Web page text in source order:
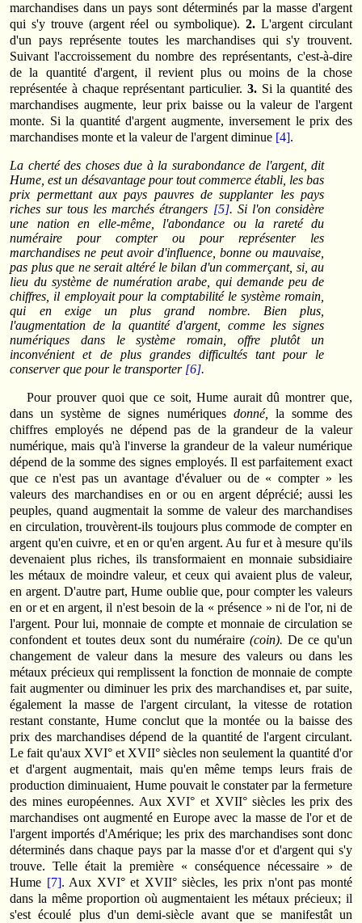
marchandises dans un pays sont déterminés par la masse d'argent
qui s'y trouve (argent réel ou symbo­lique). 2. L'argent circulant
d'un pays représente toutes les marchandises qui s'y trouvent.
Suivant l'accroissement du nombre des représentants, c'est-à-dire
de la quantité d'argent, il revient plus ou moins de la chose
représentée à chaque représentant particulier. 3.Si la quantité des
marchandises augmente, leur prix baisse ou la valeur de l'argent
monte. Si la quantité d'argent augmente, inversement le prix des
marchandises monte et la valeur de l'argent diminue [4].
La cherté des choses due à la surabondance de l'argent, dit
Hume, est un désavan­tage pour tout commerce établi, les bas
prix permettant aux pays pauvres de supplanter les pays
riches sur tous les marchés étrangers [5]. Si l'on considère
une nation en elle-même, l'abondance ou la rareté du
numéraire pour compter ou pour représenter les
marchandises ne peut avoir d'influence, bonne ou mauvaise,
pas plus que ne serait altéré le bilan d'un commerçant, si, au
lieu du système de numération arabe, qui demande peu de
chiffres, il employait pour la comptabilité le système romain,
qui en exige un plus grand nombre. Bien plus,
l'augmentation de la quantité d'argent, comme les signes
numé­riques dans le système romain, offre plutôt un
inconvénient et de plus grandes difficul­tés tant pour le
conserver que pour le transporter [6].
Pour prouver quoi que ce soit, Hume aurait dû montrer que,
dans un système de signes numériques donné, la somme des
chiffres employés ne dépend pas de la grandeur de la valeur
numérique, mais qu'à l'inverse la grandeur de la valeur numérique
dépend de la somme des signes employés. Il est parfaitement exact
que ce n'est pas un avantage d'évaluer ou de « compter » les
valeurs des marchandises en or ou en argent déprécié; aussi les
peuples, quand augmentait la somme de valeur des marchandises
en circulation, trouvèrent-ils toujours plus commode de compter en
argent qu'en cuivre, et en or qu'en argent. Au fur et à mesure qu'ils
devenaient plus riches, ils transformaient en monnaie subsidiaire
les métaux de moindre valeur, et ceux qui avaient plus de valeur,
en argent. D'autre part, Hume oublie que, pour compter les valeurs
en or et en argent, il n'est besoin de la « présence » ni de l'or, ni de
l'argent. Pour lui, monnaie de compte et monnaie de circulation se
confondent et toutes deux sont du numéraire (coin). De ce qu'un
changement de valeur dans la mesure des valeurs ou dans les
métaux précieux qui remplissent la fonction de monnaie de compte
fait augmenter ou diminuer les prix des marchandises et, par suite,
également la masse de l'argent circulant, la vitesse de rotation
restant constante, Hume conclut que la montée ou la baisse des
prix des marchandises dépend de la quantité de l'argent circulant.
Le fait qu'aux XVI° et XVII° siècles non seulement la quantité d'or
et d'argent augmentait, mais qu'en même temps leurs frais de
production diminuaient, Hume pouvait le constater par la fermeture
des mines européennes. Aux XVI° et XVII° siècles les prix des
marchandises ont augmenté en Europe avec la masse de l'or et de
l'argent importés d'Amérique; les prix des marchandises sont donc
déterminés dans chaque pays par la masse d'or et d'argent qui s'y
trouve. Telle était la première « conséquence nécessaire » de
Hume [7]. Aux XVI° et XVII° siècles, les prix n'ont pas monté
dans la même proportion où augmentaient les métaux précieux; il
s'est écoulé plus d'un demi-siècle avant que se manifestât un